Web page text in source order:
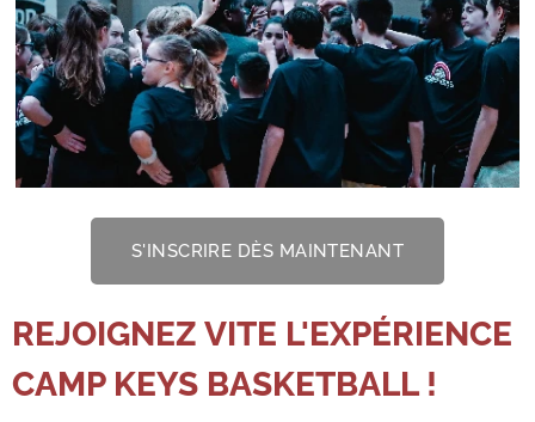
S'INSCRIRE DÈS MAINTENANT
REJOIGNEZ VITE L'EXPÉRIENCE
CAMP KEYS BASKETBALL !